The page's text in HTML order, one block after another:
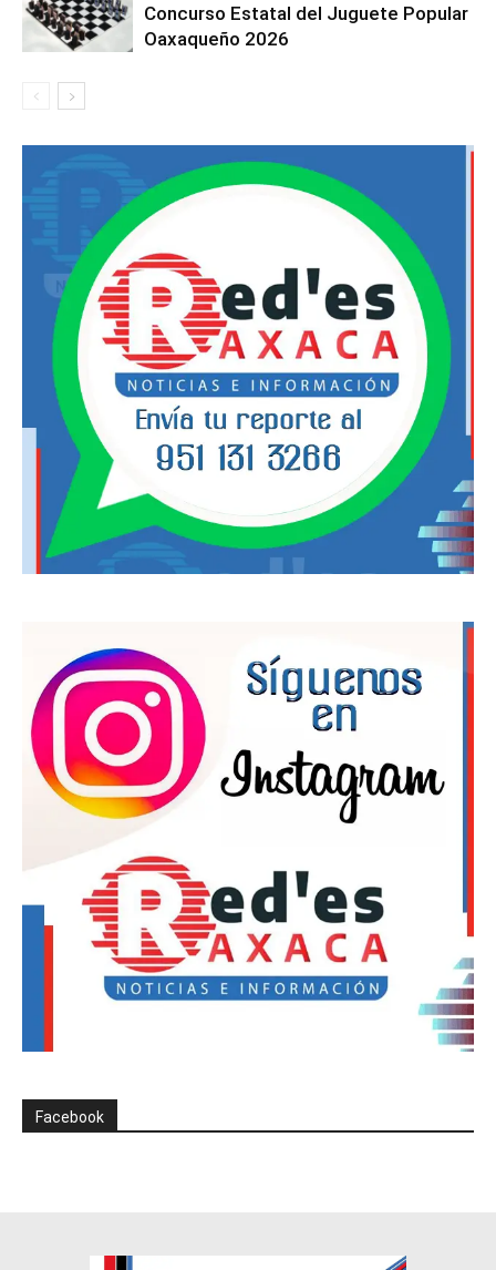
Concurso Estatal del Juguete Popular
Oaxaqueño 2026
Facebook